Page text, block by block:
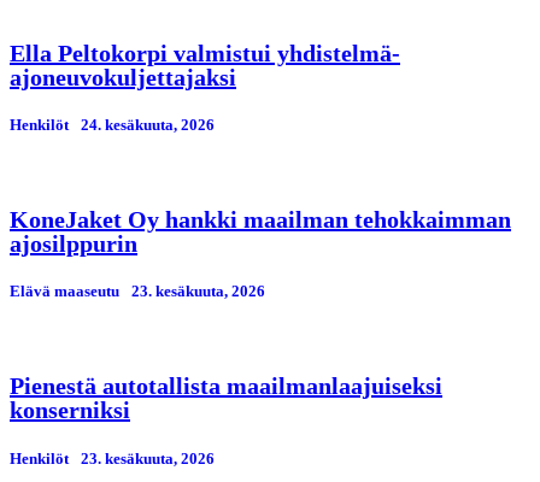
Ella Peltokorpi valmistui yhdistelmä-
ajoneuvokuljettajaksi
Henkilöt 24. kesäkuuta, 2026
KoneJaket Oy hankki maailman tehokkaimman
ajosilppurin
Elävä maaseutu 23. kesäkuuta, 2026
Pienestä autotallista maailmanlaajuiseksi
konserniksi
Henkilöt 23. kesäkuuta, 2026